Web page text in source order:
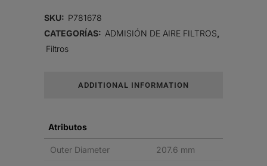
PRIMARIO
SKU: P781678
CATEGORÍAS: ADMISIÓN DE AIRE FILTROS
Filtros
ADDITIONAL INFORMATION
Atributos
Outer Diameter 207.6 mm